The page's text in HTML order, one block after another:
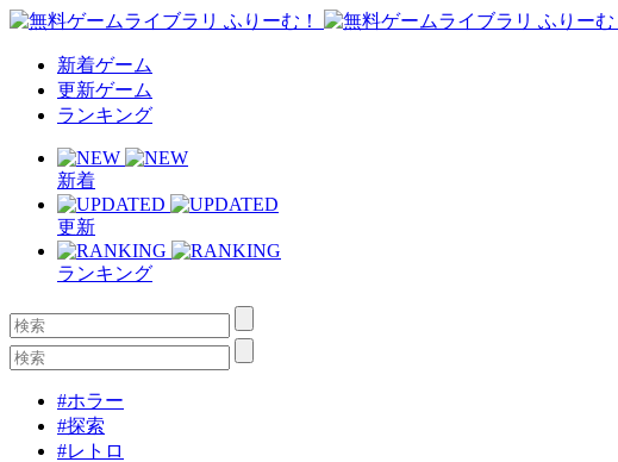
新着ゲーム
更新ゲーム
ランキング
新着
更新
ランキング
#ホラー
#探索
#レトロ